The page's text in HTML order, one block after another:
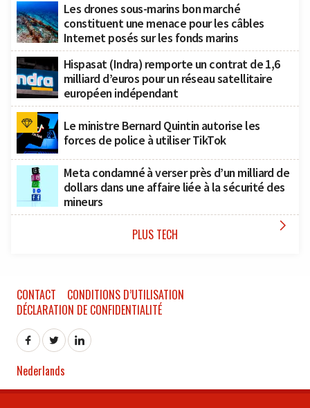
Les drones sous-marins bon marché
constituent une menace pour les câbles
Internet posés sur les fonds marins
Hispasat (Indra) remporte un contrat de 1,6
milliard d’euros pour un réseau satellitaire
européen indépendant
Le ministre Bernard Quintin autorise les
forces de police à utiliser TikTok
Meta condamné à verser près d’un milliard de
dollars dans une affaire liée à la sécurité des
mineurs
PLUS TECH 
CONTACT
CONDITIONS D’UTILISATION
DÉCLARATION DE CONFIDENTIALITÉ
Nederlands